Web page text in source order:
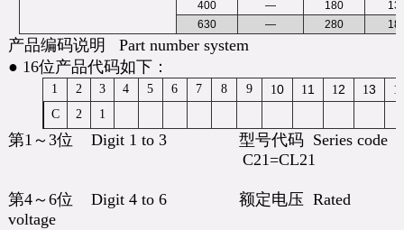
400
— 180
630
— 280
产品编码说明 Part number system
● 16位产品代码如下：
1 2 3 4 5 6 7 8 9 10 11 12 13 1
C 2 1
第1～3位 Digit 1 to 3 型号代码 Series code
C21=CL21
第4～6位 Digit 4 to 6 额定电压 Rated
voltage